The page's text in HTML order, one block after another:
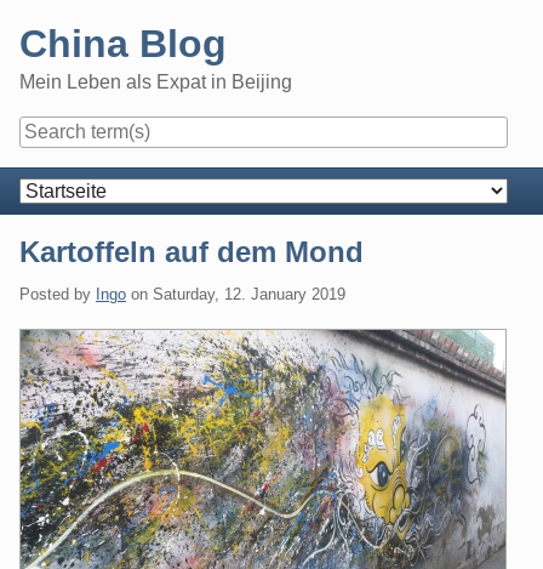
content
China Blog
Mein Leben als Expat in Beijing
Navigation
Kartoffeln auf dem Mond
Posted by Ingo on Saturday, 12. January 2019